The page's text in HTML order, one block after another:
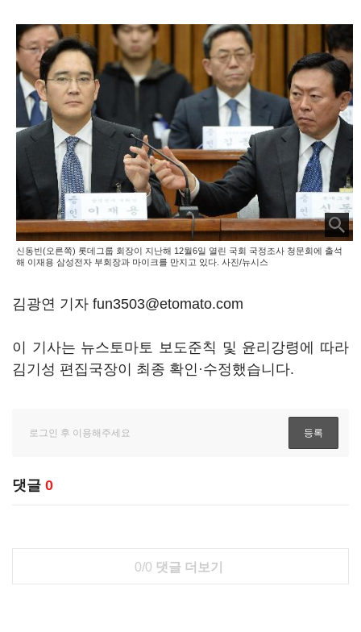
신동빈(오른쪽) 롯데그룹 회장이 지난해 12월6일 열린 국회 국정조사 청문회에 출석
해 이재용 삼성전자 부회장과 마이크를 만지고 있다. 사진/뉴시스
김광연 기자 fun3503@etomato.com
이 기사는 뉴스토마토 보도준칙 및 윤리강령에 따라
김기성 편집국장이 최종 확인·수정했습니다.
댓글 0
0/0 댓글 더보기